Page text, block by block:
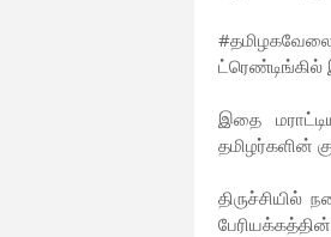
ட்ரெண்டிங்கில்
இதை
தமிழர்களின்
திருச்சியில்